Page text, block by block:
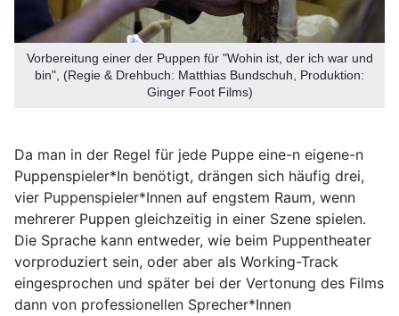
Vorbereitung einer der Puppen für "Wohin ist, der ich war und
bin", (Regie & Drehbuch: Matthias Bundschuh, Produktion:
Ginger Foot Films)
Da man in der Regel für jede Puppe eine-n eigene-n
Puppenspieler*In benötigt, drängen sich häufig drei,
vier Puppenspieler*Innen auf engstem Raum, wenn
mehrerer Puppen gleichzeitig in einer Szene spielen.
Die Sprache kann entweder, wie beim Puppentheater
vorproduziert sein, oder aber als Working-Track
eingesprochen und später bei der Vertonung des Films
dann von professionellen Sprecher*Innen